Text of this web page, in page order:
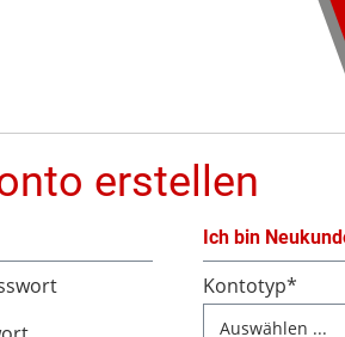
erstellen
Ich bin
Kontotyp*